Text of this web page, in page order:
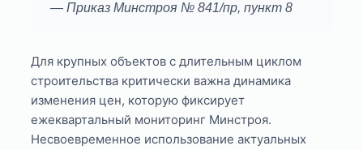
— Приказ Минстроя № 841/пр, пункт 8
Для крупных объектов с длительным циклом
строительства критически важна динамика
изменения цен, которую фиксирует
ежеквартальный мониторинг Минстроя.
Несвоевременное использование актуальных